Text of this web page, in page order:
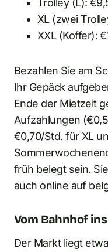
Trolley (L):
XL (zwei
XXL (Koffer):
Bezahlen Sie am
Ihr Gepäck
Ende der Mietzeit
Aufzahlungen
€0,70/Std. für XL
früh belegt sein.
auch online auf
Vom Bahnhof
Der Markt liegt